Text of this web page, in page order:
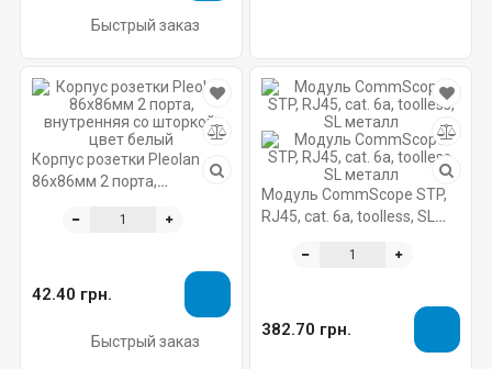
Быстрый заказ
Корпус розетки Pleolan
86х86мм 2 порта,
цвет белый
42.40 грн.
Быстрый заказ
Модуль CommScope STP,
RJ45, cat. 6a, toolless, SL
382.70 грн.